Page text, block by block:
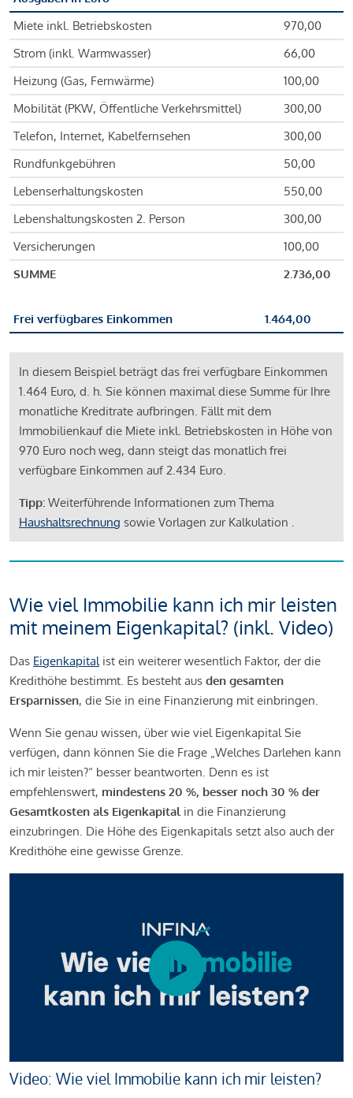
Miete inkl. Betriebskosten
970,00
Strom (inkl. Warmwasser)
66,00
Heizung (Gas, Fernwärme)
100,00
Mobilität (PKW, Öffentliche Verkehrsmittel)
300,00
Telefon, Internet, Kabelfernsehen
300,00
Rundfunkgebühren
50,00
Lebenserhaltungskosten
550,00
Lebenshaltungskosten 2. Person
300,00
Versicherungen
100,00
SUMME
2.736,00
Frei verfügbares Einkommen 1.464,00
In diesem Beispiel beträgt das frei verfügbare Einkommen
1.464 Euro, d. h. Sie können maximal diese Summe für Ihre
monatliche Kreditrate aufbringen. Fällt mit dem
Immobilienkauf die Miete inkl. Betriebskosten in Höhe von
970 Euro noch weg, dann steigt das monatlich frei
verfügbare Einkommen auf 2.434 Euro.
Tipp: Weiterführende Informationen zum Thema
Haushaltsrechnung sowie Vorlagen zur Kalkulation .
Wie viel Immobilie kann ich mir leisten
mit meinem Eigenkapital? (inkl. Video)
Das Eigenkapitalist ein weiterer wesentlich Faktor, der die
Kredithöhe bestimmt. Es besteht aus den gesamten
Ersparnissen, die Sie in eine Finanzierung mit einbringen.
Wenn Sie genau wissen, über wie viel Eigenkapital Sie
verfügen, dann können Sie die Frage „Welches Darlehen kann
ich mir leisten?“ besser beantworten. Denn es ist
empfehlenswert, mindestens 20 %, besser noch 30 % der
Gesamtkosten als Eigenkapital in die Finanzierung
einzubringen. Die Höhe des Eigenkapitals setzt also auch der
Kredithöhe eine gewisse Grenze.
Video: Wie viel Immobilie kann ich mir leisten?